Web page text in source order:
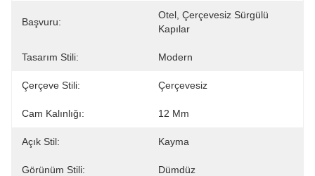
Başvuru:
Otel, Çerçevesiz Sürgülü
Kapılar
Tasarım Stili: Modern
Çerçeve Stili: Çerçevesiz
Cam Kalınlığı: 12 Mm
Açık Stil: Kayma
Görünüm Stili: Dümdüz